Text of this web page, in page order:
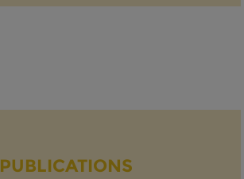
PUBLICATIONS